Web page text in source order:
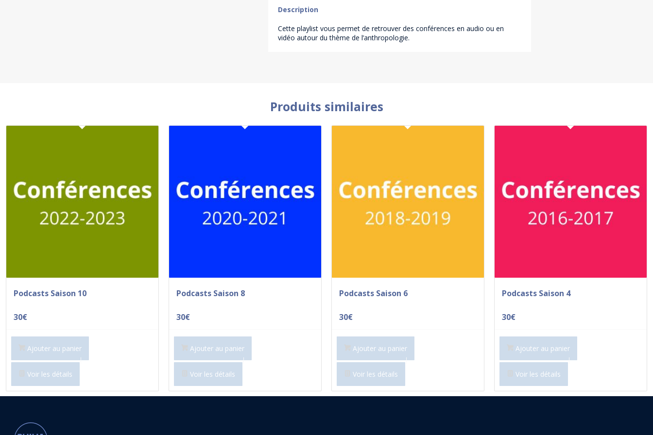
Description
Cette playlist vous permet de retrouver des conférences en audio ou en
vidéo autour du thème de l’anthropologie.
Produits similaires
Podcasts Saison 10
30€
Ajouter au panier
Voir les détails
Podcasts Saison 8
30€
Ajouter au panier
Voir les détails
Podcasts Saison 6
30€
Ajouter au panier
Voir les détails
Podcasts Saison 4
30€
Ajouter au panier
Voir les détails